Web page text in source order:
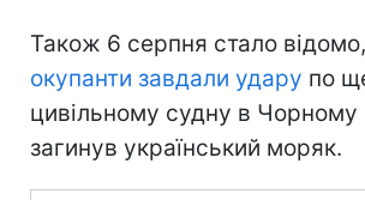
Також 6 серпня стало
окупанти завдали удару по
цивільному судну в Чорному
загинув український моряк.